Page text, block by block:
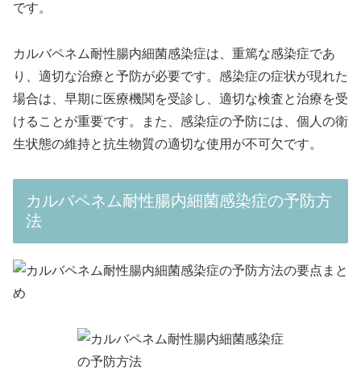
です。
カルバペネム耐性腸内細菌感染症は、重篤な感染症であ
り、適切な治療と予防が必要です。感染症の症状が現れた
場合は、早期に医療機関を受診し、適切な検査と治療を受
けることが重要です。また、感染症の予防には、個人の衛
生状態の維持と抗生物質の適切な使用が不可欠です。
カルバペネム耐性腸内細菌感染症の予防方
法